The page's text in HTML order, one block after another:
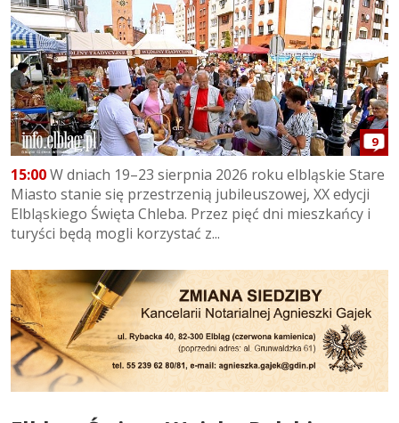
9
15:00W dniach 19–23 sierpnia 2026 roku elbląskie Stare
Miasto stanie się przestrzenią jubileuszowej, XX edycji
Elbląskiego Święta Chleba. Przez pięć dni mieszkańcy i
turyści będą mogli korzystać z...